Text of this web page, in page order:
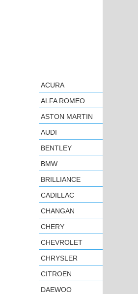
ACURA
ALFA ROMEO
ASTON MARTIN
AUDI
BENTLEY
BMW
BRILLIANCE
CADILLAC
CHANGAN
CHERY
CHEVROLET
CHRYSLER
CITROEN
DAEWOO